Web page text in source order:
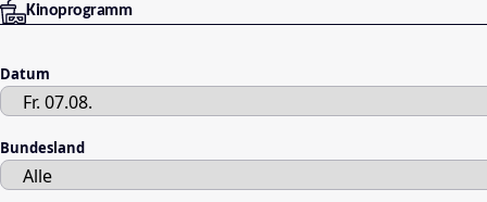
Kinoprogramm
Datum
Bundesland